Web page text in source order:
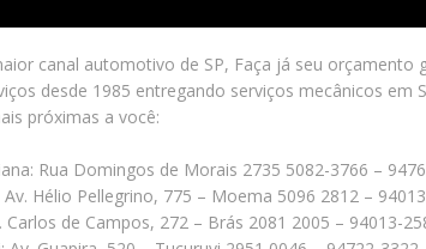
canal automotivo de SP, Faça já seu
desde 1985 entregando serviços mecânicos em
próximas a você:
Rua Domingos de Morais 2735 5082-3766 –
Hélio Pellegrino, 775 – Moema 5096 2812 –
Carlos de Campos, 272 – Brás 2081 2005 – 94013-